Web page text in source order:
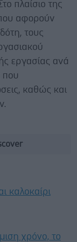
πλαίσιο της
αφορούν
τους
εργασίας ανά
που
καθώς και
καλοκαίρι
χρόνο, το